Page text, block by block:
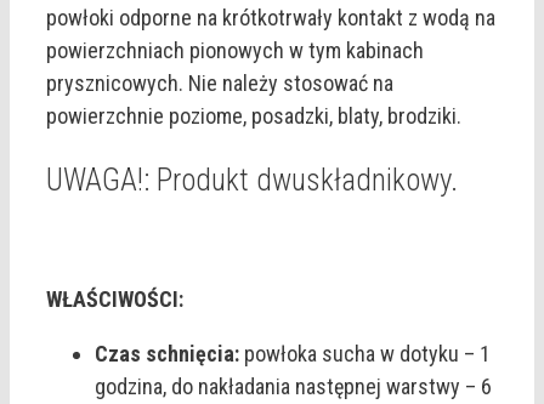
powłoki odporne na krótkotrwały kontakt z wodą na
powierzchniach pionowych w tym kabinach
prysznicowych. Nie należy stosować na
powierzchnie poziome, posadzki, blaty, brodziki.
UWAGA!: Produkt dwuskładnikowy.
WŁAŚCIWOŚCI:
Czas schnięcia: powłoka sucha w dotyku – 1
godzina, do nakładania następnej warstwy – 6